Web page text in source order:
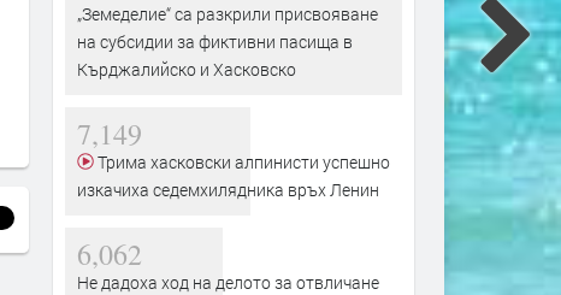
„Земеделие“ са разкрили присвояване
на субсидии за фиктивни пасища в
Кърджалийско и Хасковско
7,149
Трима хасковски алпинисти успешно
изкачиха седемхилядника връх Ленин
6,062
Не дадоха ход на делото за отвличане